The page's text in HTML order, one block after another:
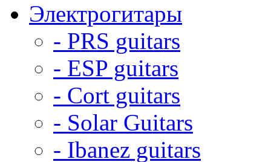
Электрогитары
- PRS guitars
- ESP guitars
- Cort guitars
- Solar Guitars
- Ibanez guitars